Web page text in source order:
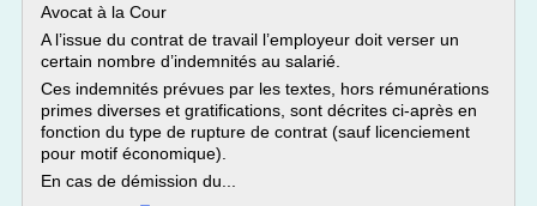
Avocat à la Cour
A l’issue du contrat de travail l’employeur doit verser un
certain nombre d’indemnités au salarié.
Ces indemnités prévues par les textes, hors rémunérations
primes diverses et gratifications, sont décrites ci-après en
fonction du type de rupture de contrat (sauf licenciement
pour motif économique).
En cas de démission du...